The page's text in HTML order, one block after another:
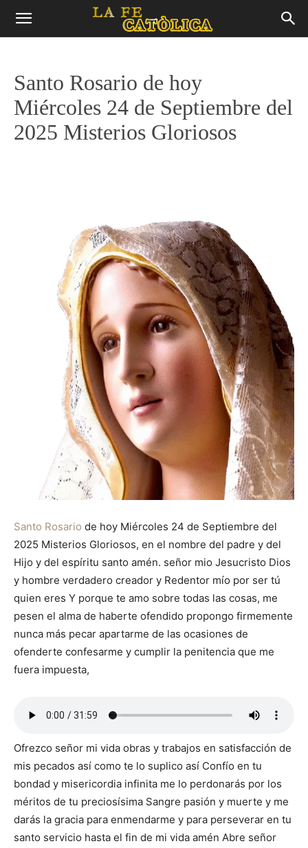
Santo Rosario de hoy
Miércoles 24 de Septiembre del
2025 Misterios Gloriosos
Santo Rosario de hoy Miércoles 24 de Septiembre del
2025 Misterios Gloriosos, en el nombre del padre y del
Hijo y del espíritu santo amén. señor mio Jesucristo Dios
y hombre verdadero creador y Redentor mío por ser tú
quien eres Y porque te amo sobre todas las cosas, me
pesen el alma de haberte ofendido propongo firmemente
nunca más pecar apartarme de las ocasiones de
ofenderte confesarme y cumplir la penitencia que me
fuera impuesta,
Ofrezco señor mi vida obras y trabajos en satisfacción de
mis pecados así como te lo suplico así Confío en tu
bondad y misericordia infinita me lo perdonarás por los
méritos de tu preciosísima Sangre pasión y muerte y me
darás la gracia para enmendarme y para perseverar en tu
santo servicio hasta el fin de mi vida amén Abre señor